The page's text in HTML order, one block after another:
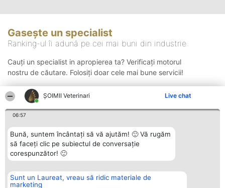
ȘOIMII Veterinari Live chat
06:57
Bună, suntem încântați să vă ajutăm! 🙂 Vă rugăm
să faceți clic pe subiectul de conversație
corespunzător! 🙂
Sunt un Laureat, vreau să ridic materiale de
marketing
Gasește un specialist
Ranking-ul îi adună pe cei mai buni din industrie
Cauți un specialist in apropierea ta? Verificați motorul
nostru de căutare. Folosiți doar cele mai bune servicii!
Organizator Ranking
BRIGHT SOLUTIONS BR SRL
Plebiscyt Contact